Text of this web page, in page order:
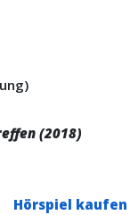
(2018)
Hörspiel kaufen